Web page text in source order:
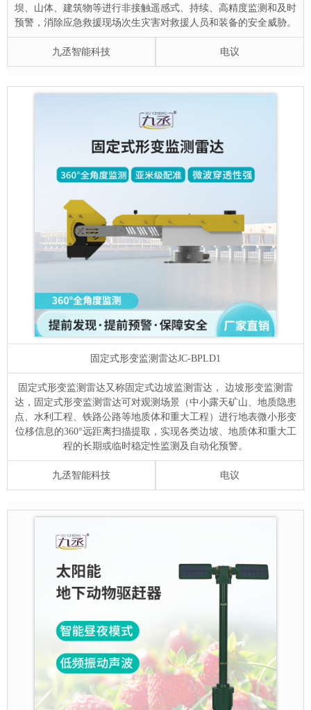
坝、山体、建筑物等进行非接触遥感式、持续、高精度监测和及时
预警，消除应急救援现场次生灾害对救援人员和装备的安全威胁。
九丞智能科技 电议
固定式形变监测雷达JC-BPLD1
固定式形变监测雷达又称固定式边坡监测雷达， 边坡形变监测雷
达，固定式形变监测雷达可对观测场景（中小露天矿山、地质隐患
点、水利工程、铁路公路等地质体和重大工程）进行地表微小形变
位移信息的360°远距离扫描提取，实现各类边坡、地质体和重大工
程的长期或临时稳定性监测及自动化预警。
九丞智能科技 电议